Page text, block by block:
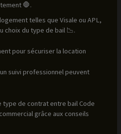
🛑.
telles que Visale ou APL,
choix du type de bail 📉.
pour sécuriser la location
suivi professionnel peuvent
type de contrat entre bail Code
grâce aux conseils